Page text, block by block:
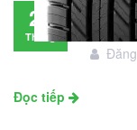
28
Tháng
Đánh
đầu
Đọc tiếp